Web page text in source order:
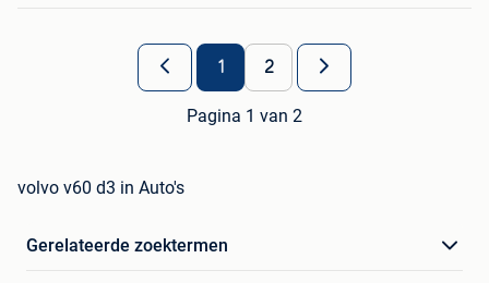
1 2
Pagina 1 van 2
volvo v60 d3 in Auto's
Gerelateerde zoektermen